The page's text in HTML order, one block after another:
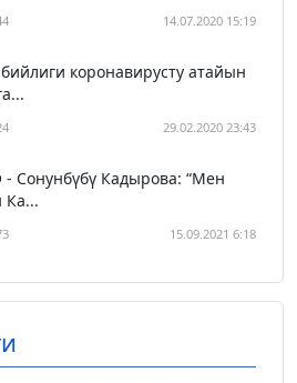
14.07.2020 15:19
коронавирусту атайын
29.02.2020 23:43
Сонунбүбү Кадырова: “Мен
Ка...
15.09.2021 6:18